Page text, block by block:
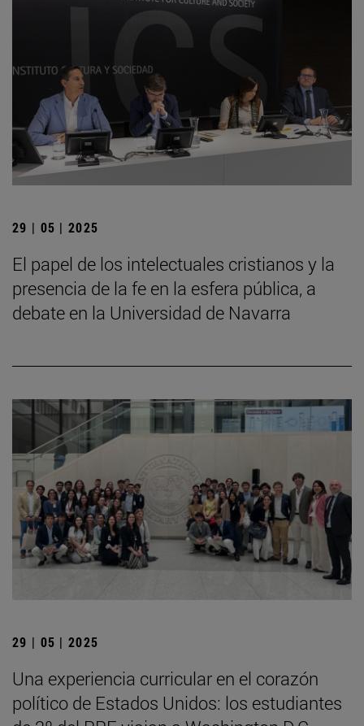
29 | 05 | 2025
El papel de los intelectuales cristianos y la
presencia de la fe en la esfera pública, a
debate en la Universidad de Navarra
29 | 05 | 2025
Una experiencia curricular en el corazón
político de Estados Unidos: los estudiantes